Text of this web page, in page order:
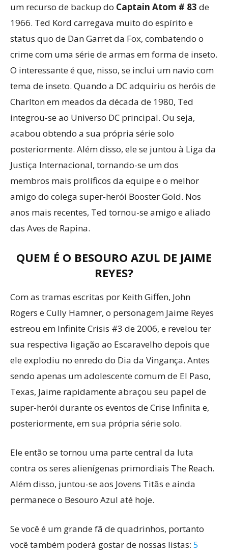
um recurso de backup do Captain Atom # 83 de
1966. Ted Kord carregava muito do espírito e
status quo de Dan Garret da Fox, combatendo o
crime com uma série de armas em forma de inseto.
O interessante é que, nisso, se inclui um navio com
tema de inseto. Quando a DC adquiriu os heróis de
Charlton em meados da década de 1980, Ted
integrou-se ao Universo DC principal. Ou seja,
acabou obtendo a sua própria série solo
posteriormente. Além disso, ele se juntou à Liga da
Justiça Internacional, tornando-se um dos
membros mais prolíficos da equipe e o melhor
amigo do colega super-herói Booster Gold. Nos
anos mais recentes, Ted tornou-se amigo e aliado
das Aves de Rapina.
QUEM É O BESOURO AZUL DE JAIME
REYES?
Com as tramas escritas por Keith Giffen, John
Rogers e Cully Hamner, o personagem Jaime Reyes
estreou em Infinite Crisis #3 de 2006, e revelou ter
sua respectiva ligação ao Escaravelho depois que
ele explodiu no enredo do Dia da Vingança. Antes
sendo apenas um adolescente comum de El Paso,
Texas, Jaime rapidamente abraçou seu papel de
super-herói durante os eventos de Crise Infinita e,
posteriormente, em sua própria série solo.
Ele então se tornou uma parte central da luta
contra os seres alienígenas primordiais The Reach.
Além disso, juntou-se aos Jovens Titãs e ainda
permanece o Besouro Azul até hoje.
Se você é um grande fã de quadrinhos, portanto
você também poderá gostar de nossas listas: 5